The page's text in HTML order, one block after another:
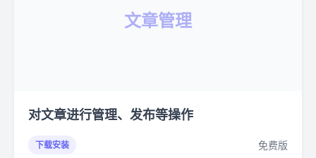
文章管理
对文章进行管理、发布等操作
下载安装 免费版